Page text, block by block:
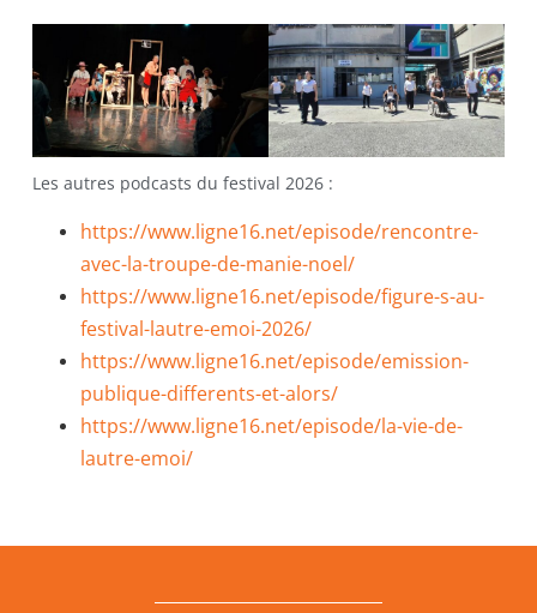
Les autres podcasts du festival 2026 :
https://www.ligne16.net/episode/rencontre-
avec-la-troupe-de-manie-noel/
https://www.ligne16.net/episode/figure-s-au-
festival-lautre-emoi-2026/
https://www.ligne16.net/episode/emission-
publique-differents-et-alors/
https://www.ligne16.net/episode/la-vie-de-
lautre-emoi/